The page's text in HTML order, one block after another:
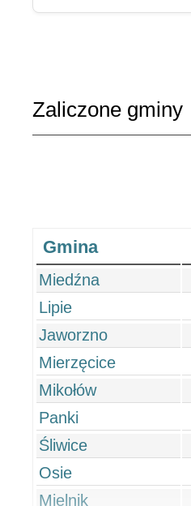
Zaliczone gminy
Gmina
Miedźna
Lipie
Jaworzno
Mierzęcice
Mikołów
Panki
Śliwice
Osie
Mielnik